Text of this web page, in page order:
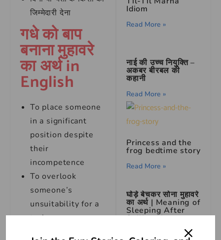
जिम्मेदारी देना
गधे को बाप
बनाना मुहावरे
का अर्थ in
English
To place someone
in a significant
position despite
their
incompetence
To overlook
someone’s
unsuitability for a
task
Idiom
Read More »
नाई की उच्च नियुक्ति –
अकबर बीरबल की
कहानी
Read More »
Princess and the
frog bedtime story
Read More »
घोड़े बेचकर सोना मुहावरे
का अर्थ | Meaning of
Sleeping After
Selling Horses